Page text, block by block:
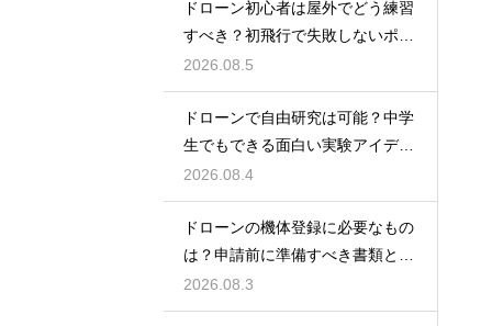
ドローン初心者は屋外でどう練習
すべき？初飛行で失敗しないポイ
ント
2026.08.5
ドローンで自由研究は可能？中学
生でもできる面白い実験アイデア
を紹介
2026.08.4
ドローンの機体登録に必要なもの
は？申請前に準備すべき書類と情
報
2026.08.3